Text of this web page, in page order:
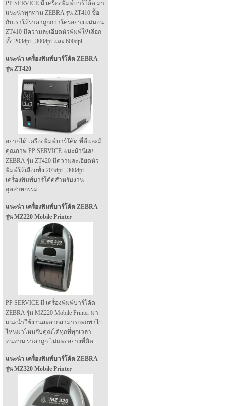
PP SERVICE มี เครื่องพิมพ์บาร์โค้ด มา
แนะนำทุกท่าน ZEBRA รุ่น ZT410 ซื้อ
กับเราให้ราคาถูกกว่าใครอย่างแน่นอน
ZT410 มีความละเอียดหัวพิมพ์ให้เลือก
ทั้ง 203dpi , 300dpi และ 600dpi
แนะนำ เครื่องพิมพ์บาร์โค้ด ZEBRA
รุ่น ZT420
อยากได้ เครื่องพิมพ์บาร์โค้ด ที่ดีและมี
คุณภาพ PP SERVICE แนะนำนี่เลย
ZEBRA รุ่น ZT420 มีความละเอียดหัว
พิมพ์ให้เลือกทั้ง 203dpi , 300dpi
เครื่องพิมพ์บาร์โค้ดสำหรับงาน
อุตสาหกรรม
แนะนำ เครื่องพิมพ์บาร์โค้ด ZEBRA
รุ่น MZ220 Mobile Printer
PP SERVICE มี เครื่องพิมพ์บาร์โค้ด
ZEBRA รุ่น MZ220 Mobile Printer มา
แนะนำใช้งานสะดวกสามารถพกพาไป
ไหนมาไหนกับคุณได้ทุกที่ทุกเวลา
ทนทาน ราคาถูก ไม่แพงอย่างที่คิด
แนะนำ เครื่องพิมพ์บาร์โค้ด ZEBRA
รุ่น MZ320 Mobile Printer